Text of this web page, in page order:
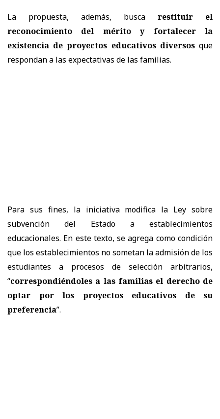
La propuesta, además, busca restituir el
reconocimiento del mérito y fortalecer la
existencia de proyectos educativos diversosque
respondan a las expectativas de las familias.
Para sus fines, la iniciativa modifica la Ley sobre
subvención del Estado a establecimientos
educacionales. En este texto, se agrega como condición
que los establecimientos no sometan la admisión de los
estudiantes a procesos de selección arbitrarios,
“correspondiéndoles a las familias el derecho de
optar por los proyectos educativos de su
preferencia”.